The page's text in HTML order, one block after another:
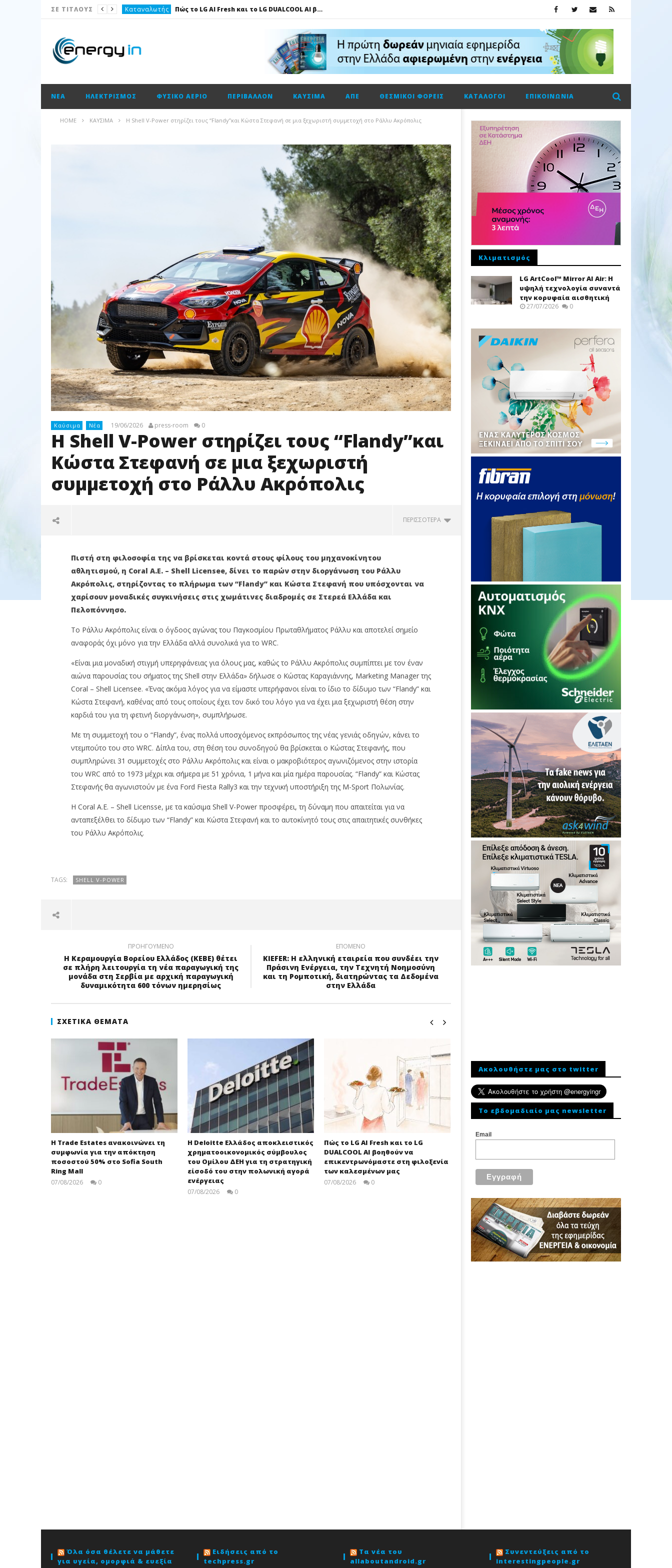
ΣΕ ΤΙΤΛΟΥΣ Καταναλωτής Πώς το LG AI Fresh και το LG DUALCOOL AI βοηθούν να επικεντρωνόμαστε στη φιλοξενία των καλεσμένων μας
Ισολογισμοί Fourlis: Το profit warning και γιατί η Edison βλέπει το ποτήρι μισογεμάτο
Ενεργειακή αναβάθμιση κτηρίων: Παθητικές παρεμβάσεις που κάνουν τη διαφορά
Ισολογισμοί HELLENiQ ENERGY: Αποτελέσματα β’ τριμήνου – α’ εξαμήνου 2026
Η Trade Estates ανακοινώνει τη συμφωνία για την απόκτηση ποσοστού 50% στο Sofia South Ring Mall
ΝΈΑ ΗΛΕΚΤΡΙΣΜΌΣ ΦΥΣΙΚΌ ΑΈΡΙΟ ΠΕΡΙΒΆΛΛΟΝ ΚΑΎΣΙΜΑ ΑΠΕ ΘΕΣΜΙΚΟΊ ΦΟΡΕΊΣ ΚΑΤΆΛΟΓΟΙ ΕΠΙΚΟΙΝΩΝΊΑ
HOME ΚΑΎΣΙΜΑ H Shell V-Power στηρίζει τους “Flandy”και Κώστα Στεφανή σε μια ξεχωριστή συμμετοχή στο Ράλλυ Ακρόπολις
Καύσιμα Νέα 19/06/2026 press-room 0
H Shell V-Power στηρίζει τους “Flandy”και
Κώστα Στεφανή σε μια ξεχωριστή
συμμετοχή στο Ράλλυ Ακρόπολις
ΠΕΡΙΣΣΌΤΕΡΑ
NOW VIEWING
H Shell V-Power στηρίζει τους
μια ξεχωριστή συμμετοχή στο
Ράλλυ Ακρόπολις
19/06/2026
press-
room
Νέα βενζίνη Shell V-Power με 98
19/06/2026
press-
room
Shell V-Power
19/06/2026
press-
room
Πιστή στη φιλοσοφία της να βρίσκεται κοντά στους φίλους του μηχανοκίνητου
αθλητισμού, η Coral Α.Ε. – Shell Licensee, δίνει το παρών στην διοργάνωση του Ράλλυ
Ακρόπολις, στηρίζοντας το πλήρωμα των “Flandy” και Κώστα Στεφανή που υπόσχονται να
χαρίσουν μοναδικές συγκινήσεις στις χωμάτινες διαδρομές σε Στερεά Ελλάδα και
Πελοπόννησο.
Το Ράλλυ Ακρόπολις είναι ο όγδοος αγώνας του Παγκοσμίου Πρωταθλήματος Ράλλυ και αποτελεί σημείο
αναφοράς όχι μόνο για την Ελλάδα αλλά συνολικά για το WRC.
«Είναι μια μοναδική στιγμή υπερηφάνειας για όλους μας, καθώς το Ράλλυ Ακρόπολις συμπίπτει με τον έναν
αιώνα παρουσίας του σήματος της Shell στην Ελλάδα» δήλωσε ο Κώστας Καραγιάννης, Marketing Manager της
Coral – Shell Licensee. «Ένας ακόμα λόγος για να είμαστε υπερήφανοι είναι το ίδιο το δίδυμο των “Flandy” και
Κώστα Στεφανή, καθένας από τους οποίους έχει τον δικό του λόγο για να έχει μια ξεχωριστή θέση στην
καρδιά του για τη φετινή διοργάνωση», συμπλήρωσε.
Με τη συμμετοχή του ο “Flandy”, ένας πολλά υποσχόμενος εκπρόσωπος της νέας γενιάς οδηγών, κάνει το
ντεμπούτο του στο WRC. Δίπλα του, στη θέση του συνοδηγού θα βρίσκεται ο Κώστας Στεφανής, που
συμπληρώνει 31 συμμετοχές στο Ράλλυ Ακρόπολις και είναι ο μακροβιότερος αγωνιζόμενος στην ιστορία
του WRC από το 1973 μέχρι και σήμερα με 51 χρόνια, 1 μήνα και μία ημέρα παρουσίας. “Flandy” και Κώστας
Στεφανής θα αγωνιστούν με ένα Ford Fiesta Rally3 και την τεχνική υποστήριξη της M-Sport Πολωνίας.
Η Coral A.E. – Shell Licensse, με τα καύσιμα Shell V-Power προσφέρει, τη δύναμη που απαιτείται για να
ανταπεξέλθει το δίδυμο των “Flandy” και Κώστα Στεφανή και το αυτοκίνητό τους στις απαιτητικές συνθήκες
του Ράλλυ Ακρόπολις.
TAGS: SHELL V-POWER
ΠΡΟΗΓΟΎΜΕΝΟ
Η Κεραμουργία Βορείου Ελλάδος (ΚΕΒΕ) θέτει
σε πλήρη λειτουργία τη νέα παραγωγική της
μονάδα στη Σερβία με αρχική παραγωγική
δυναμικότητα 600 τόνων ημερησίως
ΕΠΌΜΕΝΟ
KIEFER: Η ελληνική εταιρεία που συνδέει την
Πράσινη Ενέργεια, την Τεχνητή Νοημοσύνη
και τη Ρομποτική, διατηρώντας τα Δεδομένα
στην Ελλάδα
ΣΧΕΤΙΚΆ ΘΈΜΑΤΑ
Η Trade Estates ανακοινώνει τη
συμφωνία για την απόκτηση
ποσοστού 50% στο Sofia South
Ring Mall
07/08/2026 0
Η Deloitte Ελλάδος αποκλειστικός
χρηματοοικονομικός σύμβουλος
του Ομίλου ΔΕΗ για τη στρατηγική
είσοδό του στην πολωνική αγορά
ενέργειας
07/08/2026 0
Πώς το LG AI Fresh και το LG
DUALCOOL AI βοηθούν να
επικεντρωνόμαστε στη φιλοξενία
των καλεσμένων μας
07/08/2026 0
Κλιματισμός
LG ArtCool™ Mirror AI Air: Η
υψηλή τεχνολογία συναντά
την κορυφαία αισθητική
27/07/2026 0
Ακολουθήστε μας στο twitter
To εβδομαδιαίο μας newsletter
Email
Όλα όσα θέλετε να μάθετε
για υγεία, ομορφιά & ευεξία
Ειδήσεις από το
techpress.gr
Τα νέα του
allaboutandroid.gr
Συνεντεύξεις από το
interestingpeople.gr